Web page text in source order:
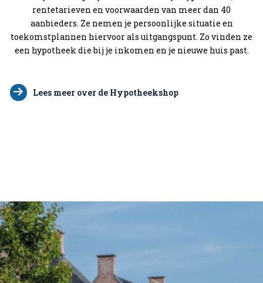
rentetarieven en voorwaarden van meer dan 40
aanbieders. Ze nemen je persoonlijke situatie en
toekomstplannen hiervoor als uitgangspunt. Zo vinden ze
een hypotheek die bij je inkomen en je nieuwe huis past.
Lees meer over de Hypotheekshop